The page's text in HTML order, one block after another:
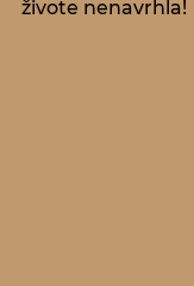
živote nenavrhla!